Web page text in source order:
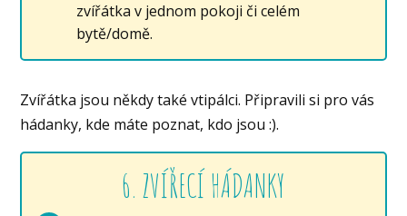
zvířátka v jednom pokoji či celém
bytě/domě.
Zvířátka jsou někdy také vtipálci. Připravili si pro vás
hádanky, kde máte poznat, kdo jsou :).
6. ZVÍŘECÍ HÁDANKY